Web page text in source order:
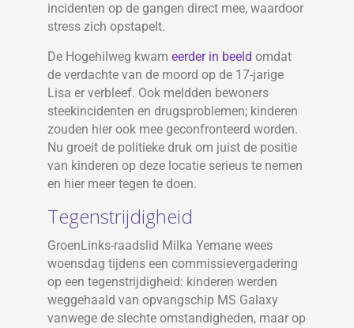
incidenten op de gangen direct mee, waardoor
stress zich opstapelt.
De Hogehilweg kwam eerder in beeld omdat
de verdachte van de moord op de 17-jarige
Lisa er verbleef. Ook meldden bewoners
steekincidenten en drugsproblemen; kinderen
zouden hier ook mee geconfronteerd worden.
Nu groeit de politieke druk om juist de positie
van kinderen op deze locatie serieus te nemen
en hier meer tegen te doen.
Tegenstrijdigheid
GroenLinks-raadslid Milka Yemane wees
woensdag tijdens een commissievergadering
op een tegenstrijdigheid: kinderen werden
weggehaald van opvangschip MS Galaxy
vanwege de slechte omstandigheden, maar op